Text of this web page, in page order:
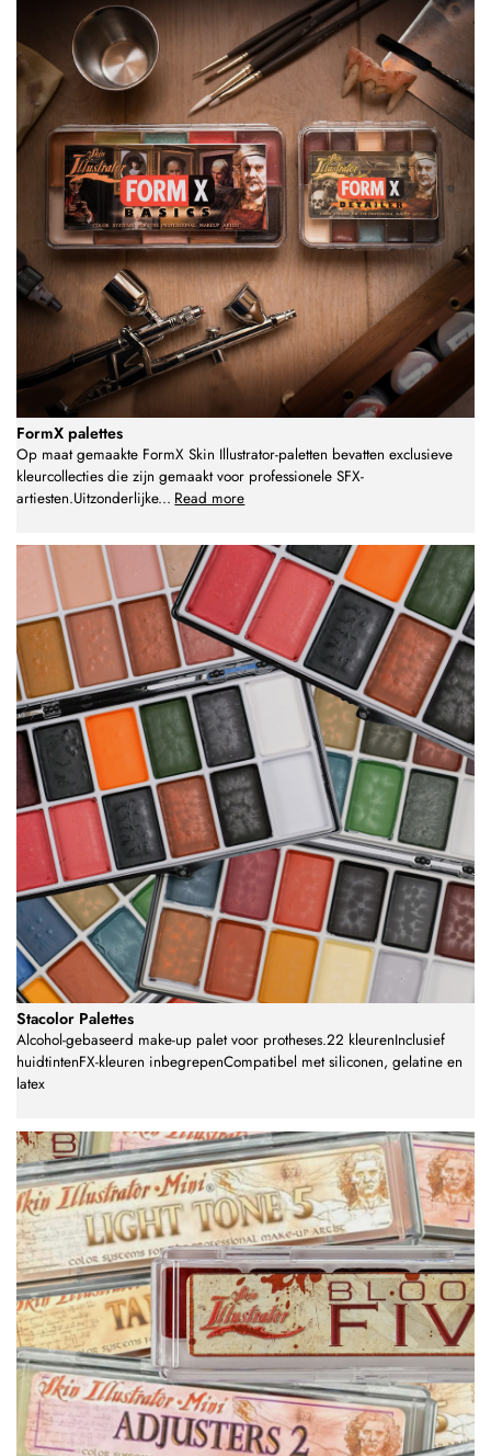
FormX palettes
Op maat gemaakte FormX Skin Illustrator-paletten bevatten exclusieve
kleurcollecties die zijn gemaakt voor professionele SFX-
artiesten.Uitzonderlijke... Read more
Stacolor Palettes
Alcohol-gebaseerd make-up palet voor protheses.22 kleurenInclusief
huidtintenFX-kleuren inbegrepenCompatibel met siliconen, gelatine en
latex